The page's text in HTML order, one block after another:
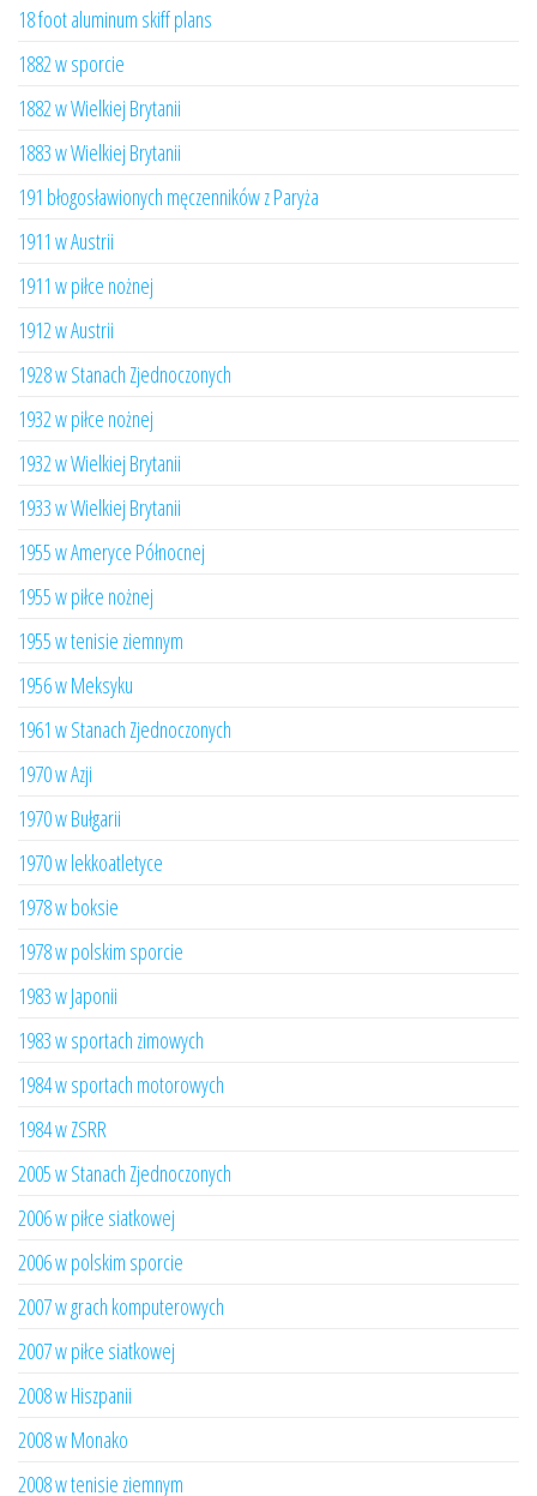
18 foot aluminum skiff plans
1882 w sporcie
1882 w Wielkiej Brytanii
1883 w Wielkiej Brytanii
191 błogosławionych męczenników z Paryża
1911 w Austrii
1911 w piłce nożnej
1912 w Austrii
1928 w Stanach Zjednoczonych
1932 w piłce nożnej
1932 w Wielkiej Brytanii
1933 w Wielkiej Brytanii
1955 w Ameryce Północnej
1955 w piłce nożnej
1955 w tenisie ziemnym
1956 w Meksyku
1961 w Stanach Zjednoczonych
1970 w Azji
1970 w Bułgarii
1970 w lekkoatletyce
1978 w boksie
1978 w polskim sporcie
1983 w Japonii
1983 w sportach zimowych
1984 w sportach motorowych
1984 w ZSRR
2005 w Stanach Zjednoczonych
2006 w piłce siatkowej
2006 w polskim sporcie
2007 w grach komputerowych
2007 w piłce siatkowej
2008 w Hiszpanii
2008 w Monako
2008 w tenisie ziemnym